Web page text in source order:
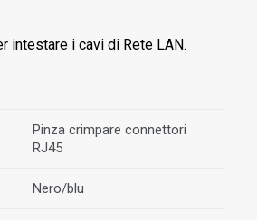
intestare i cavi di Rete LAN.
Pinza crimpare connettori
RJ45
Nero/blu